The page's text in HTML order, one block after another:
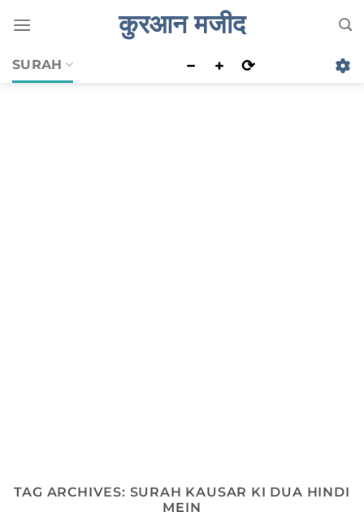
कुरआन मजीद
SURAH − + ⟳
TAG ARCHIVES: SURAH KAUSAR KI DUA HINDI
MEIN